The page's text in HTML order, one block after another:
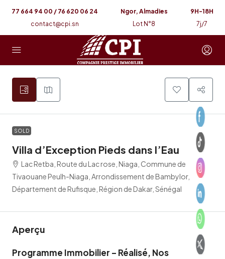
77 664 94 00 / 76 620 06 24
contact@cpi.sn
Ngor, Almadies
Lot N°8
9H-18H
7j/7
6
SOLD
Villa d’Exception Pieds dans l’Eau
Lac Retba, Route du Lac rose, Niaga, Commune de
Tivaouane Peulh-Niaga, Arrondissement de Bambylor,
Département de Rufisque, Région de Dakar, Sénégal
Aperçu
Programme Immobilier – Réalisé, Nos